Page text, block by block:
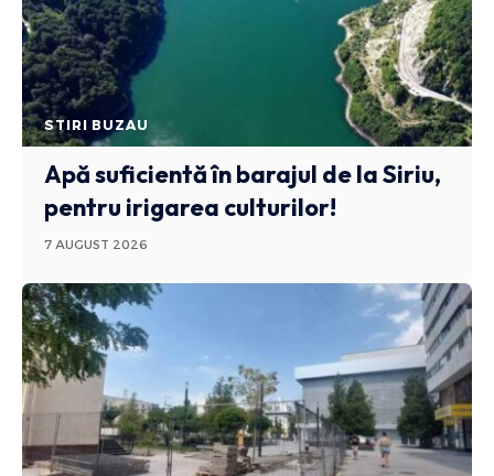
STIRI BUZAU
Apă suficientă în barajul de la Siriu,
pentru irigarea culturilor!
7 AUGUST 2026